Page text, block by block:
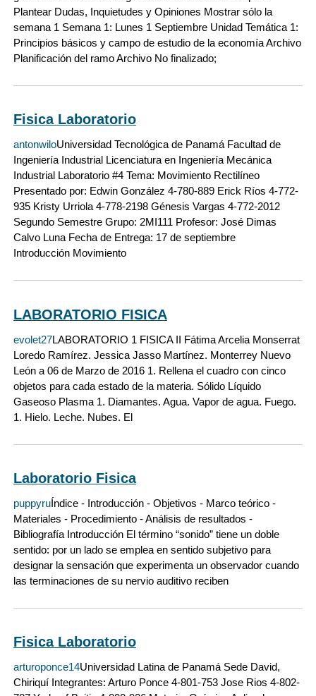
Plantear Dudas, Inquietudes y Opiniones Mostrar sólo la
semana 1 Semana 1: Lunes 1 Septiembre Unidad Temática 1:
Principios básicos y campo de estudio de la economía Archivo
Planificación del ramo Archivo No finalizado;
Fisica Laboratorio
antonwiloUniversidad Tecnológica de Panamá Facultad de
Ingeniería Industrial Licenciatura en Ingeniería Mecánica
Industrial Laboratorio #4 Tema: Movimiento Rectilíneo
Presentado por: Edwin González 4-780-889 Erick Ríos 4-772-
935 Kristy Urriola 4-778-2198 Génesis Vargas 4-772-2012
Segundo Semestre Grupo: 2MI111 Profesor: José Dimas
Calvo Luna Fecha de Entrega: 17 de septiembre
Introducción Movimiento
LABORATORIO FISICA
evolet27LABORATORIO 1 FISICA II Fátima Arcelia Monserrat
Loredo Ramírez. Jessica Jasso Martínez. Monterrey Nuevo
León a 06 de Marzo de 2016 1. Rellena el cuadro con cinco
objetos para cada estado de la materia. Sólido Líquido
Gaseoso Plasma 1. Diamantes. Agua. Vapor de agua. Fuego.
1. Hielo. Leche. Nubes. El
Laboratorio Fisica
puppyruÍndice - Introducción - Objetivos - Marco teórico -
Materiales - Procedimiento - Análisis de resultados -
Bibliografía Introducción El término “sonido” tiene un doble
sentido: por un lado se emplea en sentido subjetivo para
designar la sensación que experimenta un observador cuando
las terminaciones de su nervio auditivo reciben
Fisica Laboratorio
arturoponce14Universidad Latina de Panamá Sede David,
Chiriquí Integrantes: Arturo Ponce 4-801-753 Jose Rios 4-802-